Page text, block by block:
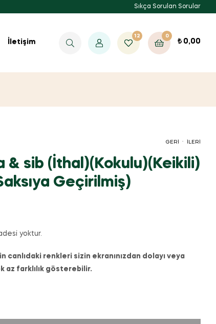
Sıkça Sorulan Sorular
İletişim
12 0
₺ 0,00
GERI
₺ 907,41
. İLERI
₺ 2.083,33
& sib (İthal)(Kokulu)(Keikili)
Geçirilmiş)
yoktur.
renkleri sizin ekranınızdan dolayı veya
az farklılık gösterebilir.